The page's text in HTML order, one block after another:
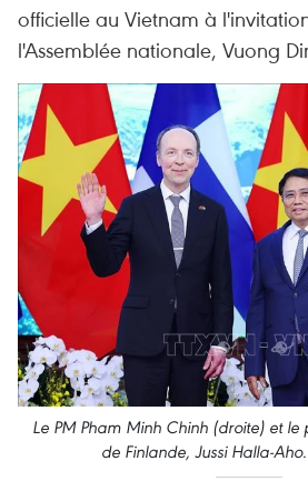
officielle au Vietnam à
l'Assemblée nationale, Vuong
Le PM Pham Minh Chinh (droite) et
de Finlande, Jussi Halla-